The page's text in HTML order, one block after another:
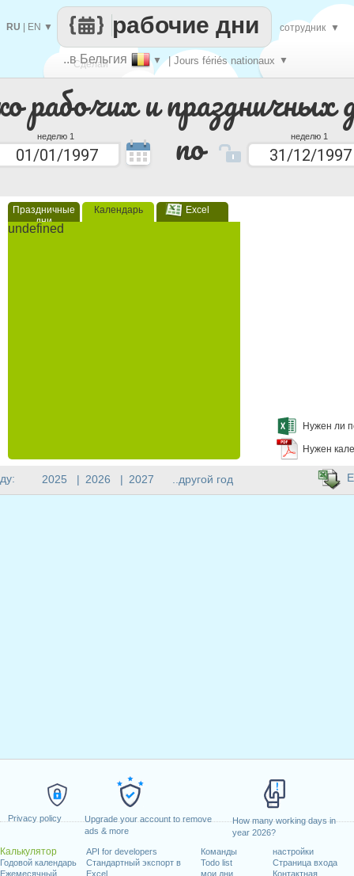
Privacy policy
Upgrade your account to remove
ads & more
How many working days in
year 2026?
Калькулятор
Годовой календарь
Ежемесячный
API for developers
Стандартный экспорт в
Excel
Команды
Todo list
мои дни
настройки
Страница входа
Контактная
рабочих и праздничных
неделю 1 по неделю 1
Праздничные
дни
Календарь Excel
undefined
Нужен ли
Нужен
Сделай
каждый
..в Бельгия ▼ | Jours fériés nationaux ▼
рабочие дни
RU EN ▼ сотрудник ▼
2025 | 2026 | 2027 ..другой год